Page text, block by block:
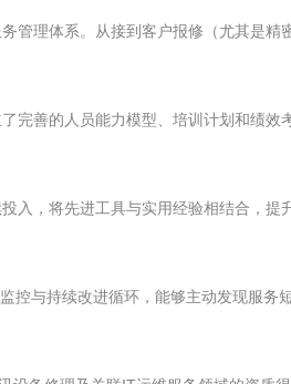
管理体系。从接到客户报修（尤其是
完善的人员能力模型、培训计划和绩效
入，将先进工具与实用经验相结合，提
与持续改进循环，能够主动发现服务